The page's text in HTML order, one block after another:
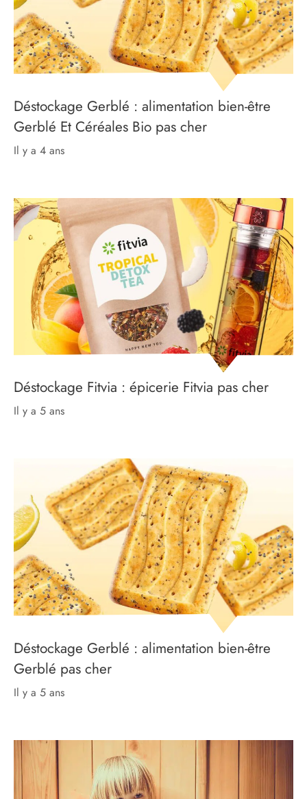
Déstockage Gerblé : alimentation bien-être
Gerblé Et Céréales Bio pas cher
il y a 4 ans
Déstockage Fitvia : épicerie Fitvia pas cher
il y a 5 ans
Déstockage Gerblé : alimentation bien-être
Gerblé pas cher
il y a 5 ans